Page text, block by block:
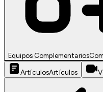
Equipos Complementarios
ArtículosArtículos